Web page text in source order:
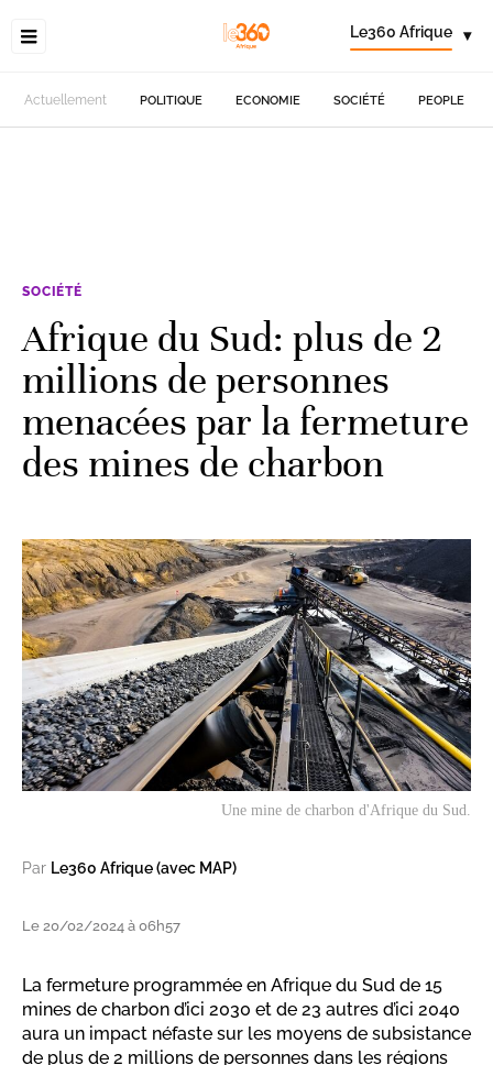
Le360 Afrique ▾
Actuellement POLITIQUE ECONOMIE SOCIÉTÉ PEOPLE
SOCIÉTÉ
Afrique du Sud: plus de 2
millions de personnes
menacées par la fermeture
des mines de charbon
Une mine de charbon d'Afrique du Sud.
Par Le360 Afrique (avec MAP)
Le 20/02/2024 à 06h57
La fermeture programmée en Afrique du Sud de 15
mines de charbon d’ici 2030 et de 23 autres d’ici 2040
aura un impact néfaste sur les moyens de subsistance
de plus de 2 millions de personnes dans les régions